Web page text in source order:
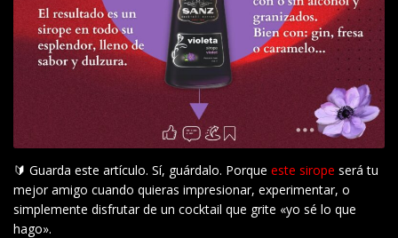
🔰 Guarda este artículo. Sí, guárdalo. Porque este sirope será tu
mejor amigo cuando quieras impresionar, experimentar, o
simplemente disfrutar de un cocktail que grite «yo sé lo que
hago».